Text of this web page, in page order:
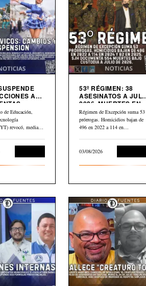
A
de Educación,
revocó, mediante
53º RÉGIMEN: 38
ASESINATOS A
2026. MUERTES EN
CÁRCEL: “554”
Régimen de Excepción suma 53
prórrogas. Homicidios bajan de
496 en 2022 a 114 en…
03/08/2026